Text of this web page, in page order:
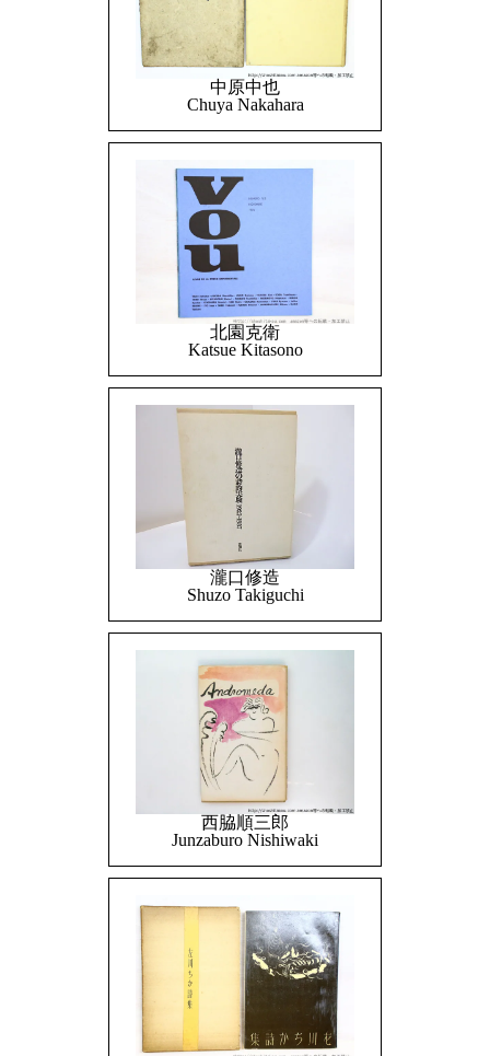
中原中也
Chuya Nakahara
北園克衛
Katsue Kitasono
瀧口修造
Shuzo Takiguchi
西脇順三郎
Junzaburo Nishiwaki